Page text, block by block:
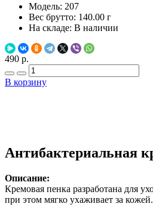
Модель: 207
Вес брутто: 140.00 г
На складе: В наличии
490 р.
В корзину
Антибактериальная
Описание:
Кремовая пенка разработана для
при этом мягко ухаживает за кожей.